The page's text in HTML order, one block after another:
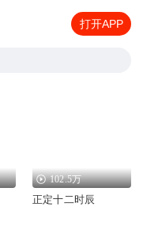
打开APP
102.5万
正定十二时辰